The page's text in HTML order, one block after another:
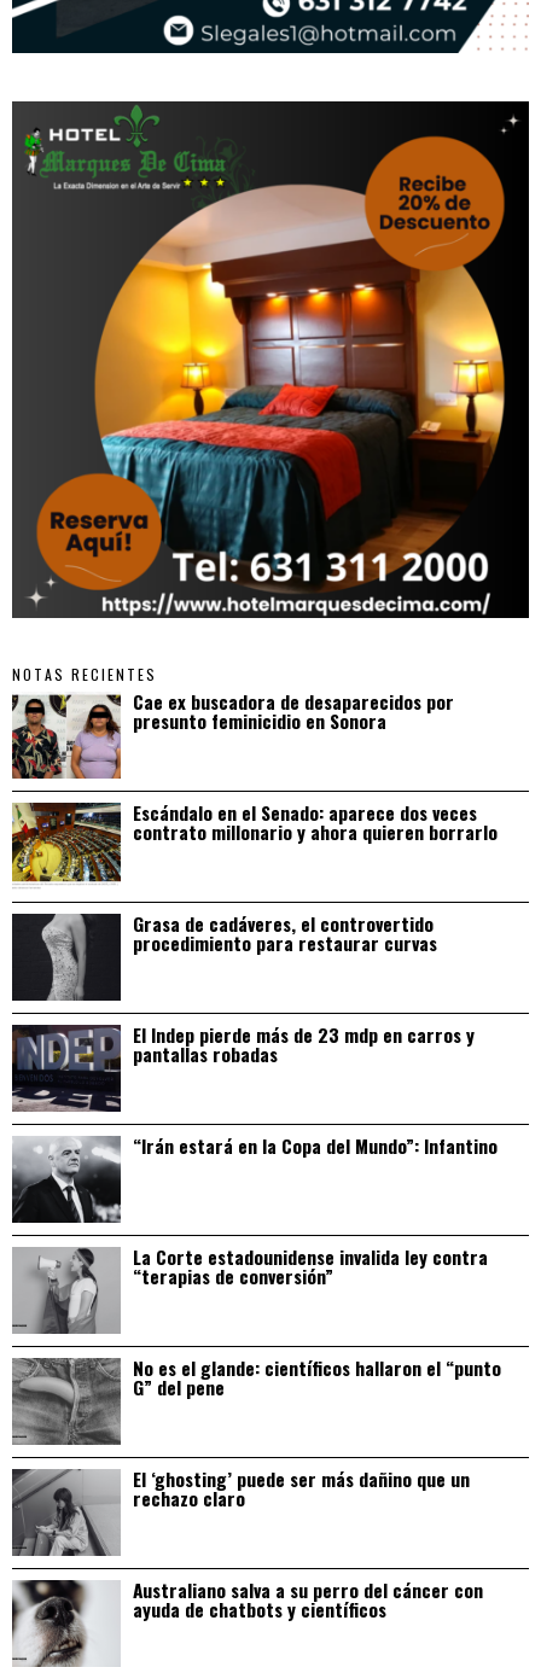
NOTAS RECIENTES
Cae ex buscadora de desaparecidos por
presunto feminicidio en Sonora
Escándalo en el Senado: aparece dos veces
contrato millonario y ahora quieren borrarlo
Grasa de cadáveres, el controvertido
procedimiento para restaurar curvas
El Indep pierde más de 23 mdp en carros y
pantallas robadas
“Irán estará en la Copa del Mundo”: Infantino
La Corte estadounidense invalida ley contra
“terapias de conversión”
No es el glande: científicos hallaron el “punto
G” del pene
El ‘ghosting’ puede ser más dañino que un
rechazo claro
Australiano salva a su perro del cáncer con
ayuda de chatbots y científicos